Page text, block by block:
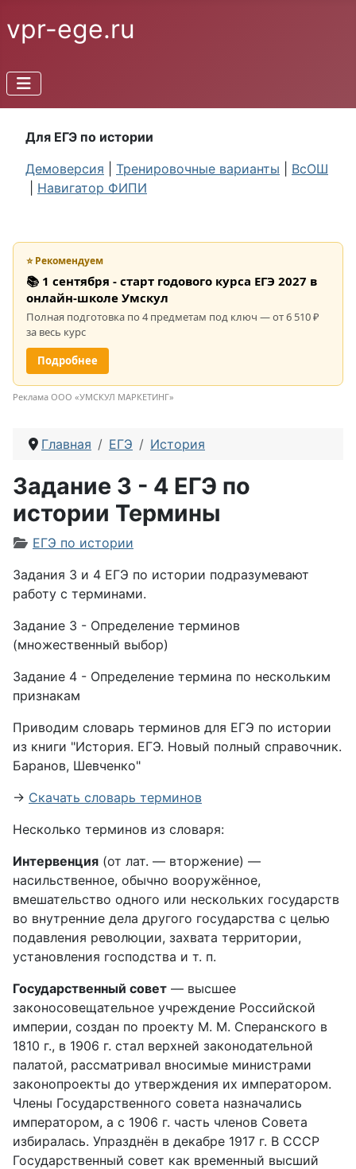
vpr-ege.ru
Для ЕГЭ по истории
Демоверсия
Тренировочные варианты
ВсОШ
Навигатор ФИПИ
⭐ Рекомендуем
📚 1 сентября - старт годового курса ЕГЭ 2027 в
онлайн-школе Умскул
Полная подготовка по 4 предметам под ключ — от 6 510 ₽
за весь курс
Подробнее
Реклама ООО «УМСКУЛ МАРКЕТИНГ»
Главная ЕГЭ История
Задание 3 - 4 ЕГЭ по
истории Термины
Информация о материале
ЕГЭ по истории
Задания 3 и 4 ЕГЭ по истории подразумевают
работу с терминами.
Задание 3 - Определение терминов
(множественный выбор)
Задание 4 - Определение термина по нескольким
признакам
Приводим словарь терминов для ЕГЭ по истории
из книги "История. ЕГЭ. Новый полный справочник.
Баранов, Шевченко"
→ Скачать словарь терминов
Несколько терминов из словаря:
Интервенция (от лат. — вторжение) —
насильственное, обычно вооружённое,
вмешательство одного или нескольких государств
во внутренние дела другого государства с целью
подавления революции, захвата территории,
установления господства и т. п.
Государственный совет — высшее
законосовещательное учреждение Российской
империи, создан по проекту М. М. Сперанского в
1810 г., в 1906 г. стал верхней законодательной
палатой, рассматривал вносимые министрами
законопроекты до утверждения их императором.
Члены Государственного совета назначались
императором, а с 1906 г. часть членов Совета
избиралась. Упразднён в декабре 1917 г. В СССР
Государственный совет как временный высший